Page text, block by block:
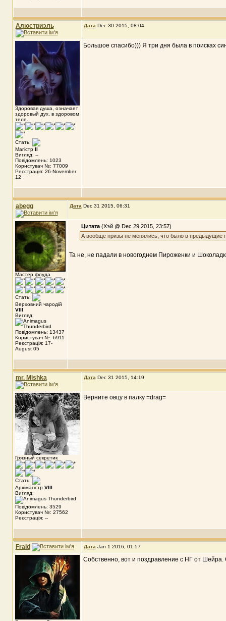
Алюстриэль Дата Dec 30 2015, 08:04
Здоровая душа, означает
здоровый дух, в здоровом
теле.
Стать:
Магістр II
Вигляд: --
Повідомлень: 1023
Користувач №: 77009
Реєстрація: 26-November
12
Большое спасибо))) Я три дня была в поисках
abegg Дата Dec 31 2015, 06:31
Мастер флуда
Стать:
Верховний чародій
VIII
Вигляд:
Повідомлень: 13437
Користувач №: 6911
Реєстрація: 17-
August 05
Цитата (Хэй @ Dec 29 2015, 23:57)
А вообще призы не менялись, что было в предыдущие
Та не, не падали в новогоднем Пироженки и
mr. Mishka Дата Dec 31 2015, 14:19
Грязный секретик
Стать:
Архімагістр VIII
Вигляд:
Повідомлень: 3529
Користувач №: 27562
Реєстрація: --
Верните овцу в палку =drag=
Fraid Дата Jan 1 2016, 01:57
Собственно, вот и поздравление с НГ от